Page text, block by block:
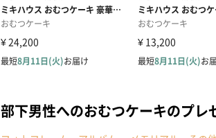
部下男性へのおむつケーキのプ